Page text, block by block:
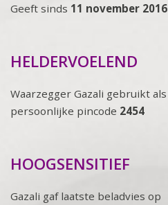
Geeft sinds 11 november 2016
HELDERVOELEND
Waarzegger Gazali gebruikt als
persoonlijke pincode 2454
HOOGSENSITIEF
Gazali gaf laatste beladvies op